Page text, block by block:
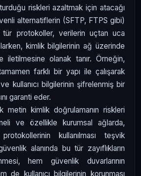
riskleri azaltmak için atacağı
alternatiflerin (SFTP, FTPS gibi)
tür protokoller, verilerin uçtan uca
kimlik bilgilerinin ağ üzerinde
iletilmesine olanak tanır. Örneğin,
farklı bir yapı ile çalışarak
kullanıcı bilgilerinin şifrelenmiş bir
garanti eder.
metin kimlik doğrulamanın riskleri
ve özellikle kurumsal ağlarda,
kullanılması teşvik
alanında bu tür zayıflıkların
hem güvenlik duvarlarının
de kullanıcı bilgilerinin korunması